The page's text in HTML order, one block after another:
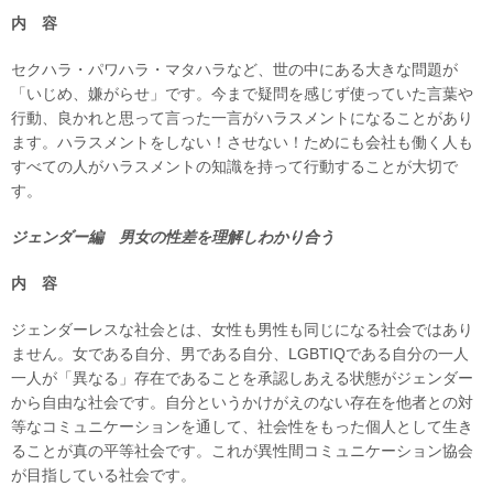
内 容
セクハラ・パワハラ・マタハラなど、世の中にある大きな問題が
「いじめ、嫌がらせ」です。今まで疑問を感じず使っていた言葉や
行動、良かれと思って言った一言がハラスメントになることがあり
ます。ハラスメントをしない！させない！ためにも会社も働く人も
すべての人がハラスメントの知識を持って行動することが大切で
す。
ジェンダー編 男女の性差を理解しわかり合う
内 容
ジェンダーレスな社会とは、女性も男性も同じになる社会ではあり
ません。女である自分、男である自分、LGBTIQである自分の一人
一人が「異なる」存在であることを承認しあえる状態がジェンダー
から自由な社会です。自分というかけがえのない存在を他者との対
等なコミュニケーションを通して、社会性をもった個人として生き
ることが真の平等社会です。これが異性間コミュニケーション協会
が目指している社会です。